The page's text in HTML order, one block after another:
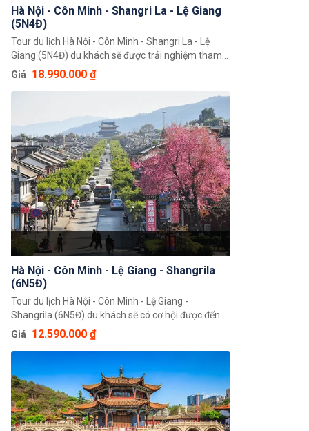
Hà Nội - Côn Minh - Shangri La - Lệ Giang
(5N4Đ)
Tour du lịch Hà Nội - Côn Minh - Shangri La - Lệ
Giang (5N4Đ) du khách sẽ được trải nghiệm tham
quan, khám phá những cảnh đẹp tuyệt vời với
những ngọn đồi xanh, hồ nước đẹp và đô thị hoa
bạt ngàn. Đây thực sự sẽ là một trải nghiệm đáng
nhớ của du khách về thiên nhiên con người và cả
văn hoá của xứ Trung Hoa.
Giá 18.990.000 ₫
Hà Nội - Côn Minh - Lệ Giang - Shangrila
(6N5Đ)
Tour du lịch Hà Nội - Côn Minh - Lệ Giang -
Shangrila (6N5Đ) du khách sẽ có cơ hội được đến
với Lệ Giang – cố đô của vương quốc Naxi trên cao
nguyên Tây Bắc Vân Nam và đặc biệt không thể bỏ
qua cơ hội đến với Shangri La – thủ phủ châu tự trị
dân tộc Tạng Địch Khánh. Hứa hẹn đây sẽ là một
hành trình đáng nhớ.
Giá 12.590.000 ₫